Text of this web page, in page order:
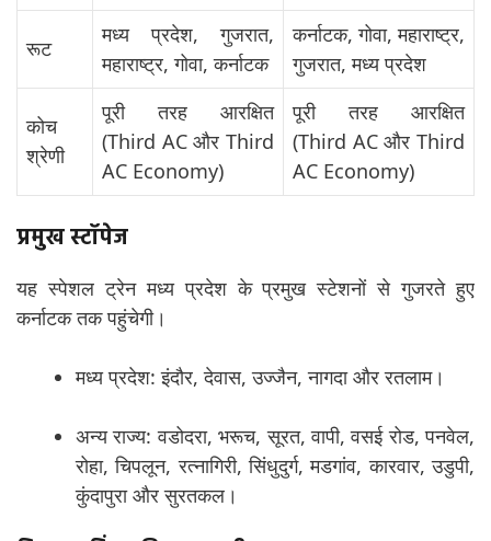
रूट
मध्य प्रदेश, गुजरात,
महाराष्ट्र, गोवा, कर्नाटक
कर्नाटक, गोवा, महाराष्ट्र,
गुजरात, मध्य प्रदेश
कोच
श्रेणी
पूरी तरह आरक्षित
(Third AC और Third
AC Economy)
पूरी तरह आरक्षित
(Third AC और Third
AC Economy)
प्रमुख स्टॉपेज
यह स्पेशल ट्रेन मध्य प्रदेश के प्रमुख स्टेशनों से गुजरते हुए
कर्नाटक तक पहुंचेगी।
मध्य प्रदेश: इंदौर, देवास, उज्जैन, नागदा और रतलाम।
अन्य राज्य: वडोदरा, भरूच, सूरत, वापी, वसई रोड, पनवेल,
रोहा, चिपलून, रत्नागिरी, सिंधुदुर्ग, मडगांव, कारवार, उडुपी,
कुंदापुरा और सुरतकल।